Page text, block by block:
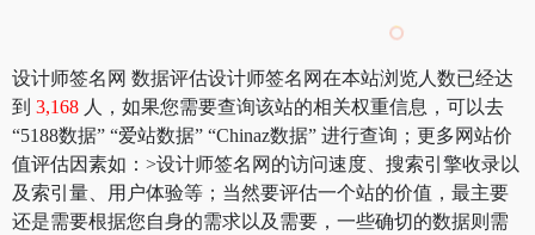
设计师签名网 数据评估设计师签名网在本站浏览人数已经达
到 3,168 人，如果您需要查询该站的相关权重信息，可以去
“5188数据” “爱站数据” “Chinaz数据” 进行查询；更多网站价
值评估因素如：>设计师签名网的访问速度、搜索引擎收录以
及索引量、用户体验等；当然要评估一个站的价值，最主要
还是需要根据您自身的需求以及需要，一些确切的数据则需